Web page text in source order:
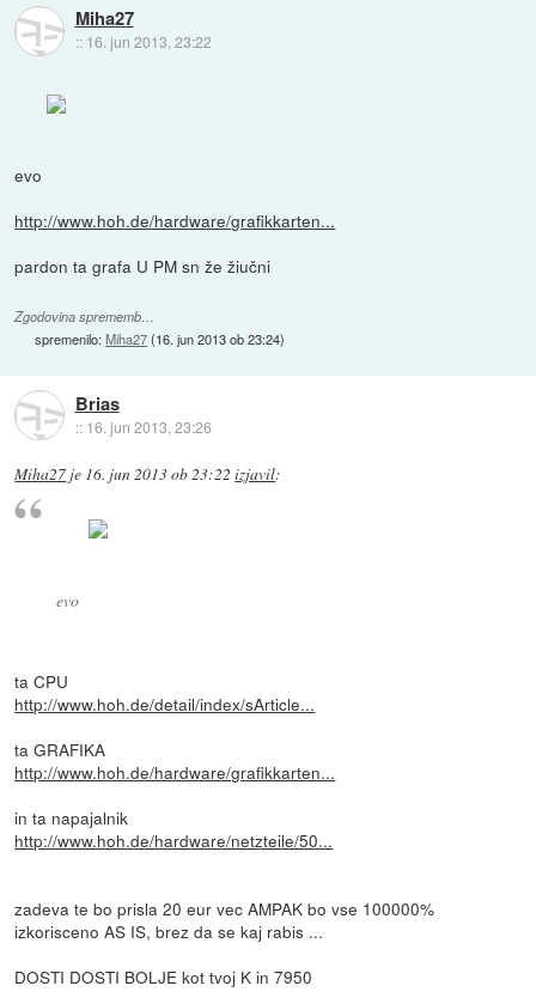
Miha27
:: 16. jun 2013, 23:22
evo
http://www.hoh.de/hardware/grafikkarten...
pardon ta grafa U PM sn že žiučni
Zgodovina sprememb…
spremenilo:Miha27(16. jun 2013 ob 23:24)
Brias
:: 16. jun 2013, 23:26
Miha27 je 16. jun 2013 ob 23:22 izjavil:
evo
ta CPU
http://www.hoh.de/detail/index/sArticle...
ta GRAFIKA
http://www.hoh.de/hardware/grafikkarten...
in ta napajalnik
http://www.hoh.de/hardware/netzteile/50...
zadeva te bo prisla 20 eur vec AMPAK bo vse 100000%
izkorisceno AS IS, brez da se kaj rabis ...
DOSTI DOSTI BOLJE kot tvoj K in 7950